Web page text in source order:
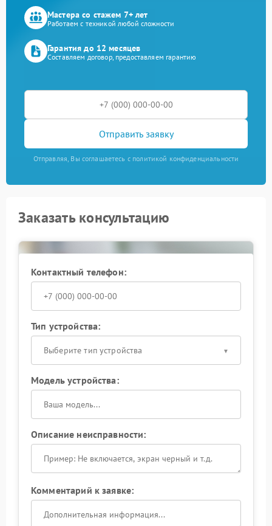
Мастера со стажем 7+ лет
Работаем с техникой любой сложности
Гарантия до 12 месяцев
Составляем договор, предоставляем гарантию
Отправить заявку
Отправляя, Вы соглашаетесь с политикой конфиденциальности
Заказать консультацию
Контактный телефон:
Тип устройства:
Выберите тип устройства
Модель устройства:
Описание неисправности:
Комментарий к заявке: